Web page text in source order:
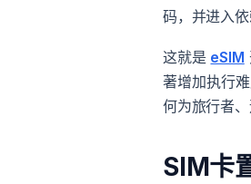
码，并进入依
这就是 eSIM
著增加执行
何为旅行者
SIM卡